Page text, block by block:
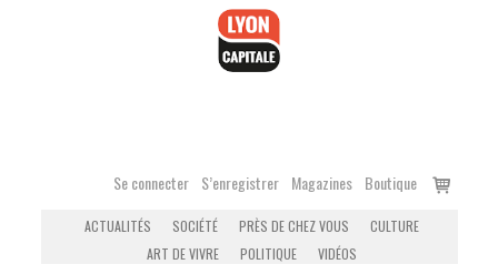
Se connecter S’enregistrer Magazines Boutique
Voir
ACTUALITÉS SOCIÉTÉ PRÈS DE CHEZ VOUS
CULTURE
ART DE VIVRE
POLITIQUE VIDÉOS